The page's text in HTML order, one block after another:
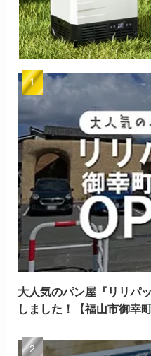
大人気のパン屋『リリパ
しました！【福山市御幸町